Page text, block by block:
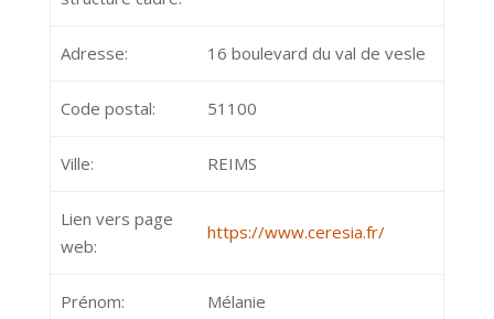
Adresse: 16 boulevard du val de vesle
Code postal: 51100
Ville: REIMS
Lien vers page
web:
https://www.ceresia.fr/
Prénom: Mélanie